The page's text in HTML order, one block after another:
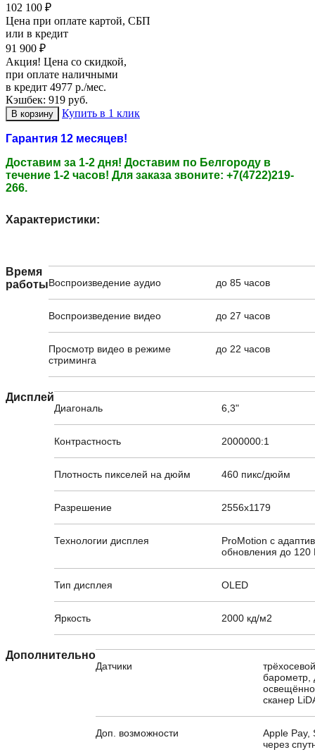
102 100 ₽
Цена при оплате картой, СБП
или в кредит
91 900 ₽
Акция! Цена со скидкой,
при оплате наличными
в кредит 4977 р./мес.
Кэшбек: 919 руб.
Купить в 1 клик
Гарантия 12 месяцев!
Доставим за 1-2 дня! Доставим по Белгороду в
течение 1-2 часов! Для заказа звоните: +7(4722)219-
266.
Характеристики:
Время
работыВоспроизведение аудио до 85 часов
Воспроизведение видео до 27 часов
Просмотр видео в режиме
стриминга
до 22 часов
Дисплей
Диагональ 6,3"
Контрастность 2000000:1
Плотность пикселей на дюйм 460 пикс/дюйм
Разрешение 2556x1179
Технологии дисплея
ProMotion с
обновления до 120
Тип дисплея OLED
Яркость 2000 кд/м2
Дополнительно
Датчики
барометр,
сканер
Доп. возможности
Apple Pay,
через